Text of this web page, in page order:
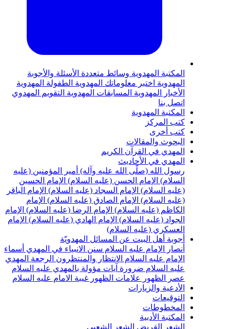
المكتبة المهدوية وسائط متعددة الأسئلة والأجوبة
المهدوية اختبر معلوماتك المهدوية الطفولة المهدوية
الأخبار المهدوية المسابقات المهدوية التقويم المهدوي
اتصل بنا
المكتبة المهدوية
كتب المركز
كتب أخرى
البحوث والمقالات
المهدي في القرآن الكريم
المهدي في الأحاديث
رسول الله (صلّى الله عليه وآله) أمير المؤمنين (عليه
السلام) الإمام الحسن (عليه السلام) الإمام الحسين
(عليه السلام) الإمام السجاد (عليه السلام) الإمام الباقر
(عليه السلام) الإمام الصادق (عليه السلام) الإمام
الكاظم (عليه السلام) الإمام الرضا (عليه السلام) الإمام
الجواد (عليه السلام) الإمام الهادي (عليه السلام) الإمام
العسكري (عليه السلام)
أجوبة أهل البيت عن المسائل المهدويّة
أنصار الإمام عليه السلام سنن الانبياء في المهدي أسماء
الإمام عليه السلام الانتظار والمنتظرون الرجعة المهدي
عليه السلام ضرورة آيات مؤولة بالمهدي عليه السلام
عصر الظهور
علامات الظهور غيبة الامام عليه السلام
الأدعية والزيارات
التوقيعات
المخطوطات
المكتبة الأدبية
الشعر القريض الشعر الشعبي